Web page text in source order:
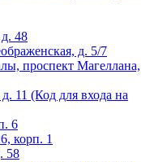
48
д. 5/7
проспект Магеллана,
11 (Код для входа на
6
корп. 1
58